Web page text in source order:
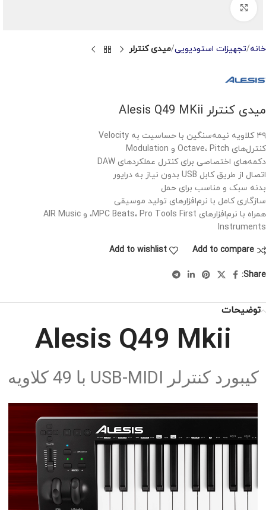
خانه تجهیزات استودیویی میدی کنترلر
میدی کنترلر Alesis Q49 MKii
۴۹ کلاویه نیمه‌سنگین با حساسیت به Velocity
کنترل‌های Octave، Pitch و Modulation
دکمه‌های اختصاصی برای کنترل عملکردهای DAW
اتصال از طریق کابل USB بدون نیاز به درایور
بدنه سبک و مناسب برای حمل
سازگاری کامل با نرم‌افزارهای تولید موسیقی
همراه با نرم‌افزارهای MPC Beats، Pro Tools First، و AIR Music
Instruments
Add to compare
Add to wishlist
Share:
توضیحات
Alesis Q49 Mkii
کیبورد کنترلر USB-MIDI با 49 کلاویه